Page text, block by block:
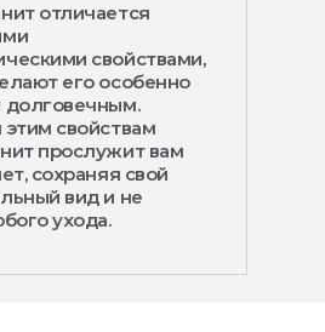
отличается
свойствами,
его особенно
свойствам
прослужит вам
сохраняя свой
вид и не
ухода.